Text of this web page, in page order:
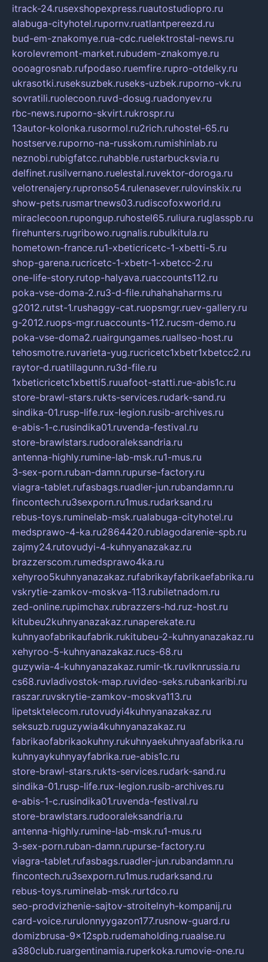
itrack-24.rusexshopexpress.ruautostudiopro.ru
alabuga-cityhotel.rupornv.ruatlantpereezd.ru
bud-em-znakomye.rua-cdc.ruelektrostal-news.ru
korolevremont-market.rubudem-znakomye.ru
oooagrosnab.rufpodaso.ruemfire.rupro-otdelky.ru
ukrasotki.ruseksuzbek.ruseks-uzbek.ruporno-vk.ru
sovratili.ruolecoon.ruvd-dosug.ruadonyev.ru
rbc-news.ruporno-skvirt.rukrospr.ru
13autor-kolonka.rusormol.ru2rich.ruhostel-65.ru
hostserve.ruporno-na-russkom.rumishinlab.ru
neznobi.rubigfatcc.ruhabble.rustarbucksvia.ru
delfinet.rusilvernano.ruelestal.ruvektor-doroga.ru
velotrenajery.rupronso54.rulenasever.rulovinskix.ru
show-pets.rusmartnews03.rudiscofoxworld.ru
miraclecoon.rupongup.ruhostel65.ruliura.ruglasspb.ru
firehunters.rugribowo.rugnalis.rubulkitula.ru
hometown-france.ru1-xbeticricetc-1-xbetti-5.ru
shop-garena.rucricetc-1-xbetr-1-xbetcc-2.ru
one-life-story.rutop-halyava.ruaccounts112.ru
poka-vse-doma-2.ru3-d-file.ruhahahaharms.ru
g2012.rutst-1.rushaggy-cat.ruopsmgr.ruev-gallery.ru
g-2012.ruops-mgr.ruaccounts-112.rucsm-demo.ru
poka-vse-doma2.ruairgungames.ruallseo-host.ru
tehosmotre.ruvarieta-yug.rucricetc1xbetr1xbetcc2.ru
raytor-d.ruatillagunn.ru3d-file.ru
1xbeticricetc1xbetti5.ruuafoot-statti.rue-abis1c.ru
store-brawl-stars.rukts-services.rudark-sand.ru
sindika-01.rusp-life.rux-legion.rusib-archives.ru
e-abis-1-c.rusindika01.ruvenda-festival.ru
store-brawlstars.rudooraleksandria.ru
antenna-highly.rumine-lab-msk.ru1-mus.ru
3-sex-porn.ruban-damn.rupurse-factory.ru
viagra-tablet.rufasbags.ruadler-jun.rubandamn.ru
fincontech.ru3sexporn.ru1mus.rudarksand.ru
rebus-toys.ruminelab-msk.rualabuga-cityhotel.ru
medsprawo-4-ka.ru2864420.rublagodarenie-spb.ru
zajmy24.rutovudyi-4-kuhnyanazakaz.ru
brazzerscom.rumedsprawo4ka.ru
xehyroo5kuhnyanazakaz.rufabrikayfabrikaefabrika.ru
vskrytie-zamkov-moskva-113.rubiletnadom.ru
zed-online.rupimchax.rubrazzers-hd.ruz-host.ru
kitubeu2kuhnyanazakaz.runaperekate.ru
kuhnyaofabrikaufabrik.rukitubeu-2-kuhnyanazakaz.ru
xehyroo-5-kuhnyanazakaz.rucs-68.ru
guzywia-4-kuhnyanazakaz.rumir-tk.ruvlknrussia.ru
cs68.ruvladivostok-map.ruvideo-seks.rubankaribi.ru
raszar.ruvskrytie-zamkov-moskva113.ru
lipetsktelecom.rutovudyi4kuhnyanazakaz.ru
seksuzb.ruguzywia4kuhnyanazakaz.ru
fabrikaofabrikaokuhny.rukuhnyaekuhnyaafabrika.ru
kuhnyaykuhnyayfabrika.rue-abis1c.ru
store-brawl-stars.rukts-services.rudark-sand.ru
sindika-01.rusp-life.rux-legion.rusib-archives.ru
e-abis-1-c.rusindika01.ruvenda-festival.ru
store-brawlstars.rudooraleksandria.ru
antenna-highly.rumine-lab-msk.ru1-mus.ru
3-sex-porn.ruban-damn.rupurse-factory.ru
viagra-tablet.rufasbags.ruadler-jun.rubandamn.ru
fincontech.ru3sexporn.ru1mus.rudarksand.ru
rebus-toys.ruminelab-msk.rurtdco.ru
seo-prodvizhenie-sajtov-stroitelnyh-kompanij.ru
card-voice.rurulonnyygazon177.rusnow-guard.ru
domizbrusa-9x12spb.rudemaholding.ruaalse.ru
a380club.ruargentinamia.ruperkoka.rumovie-one.ru